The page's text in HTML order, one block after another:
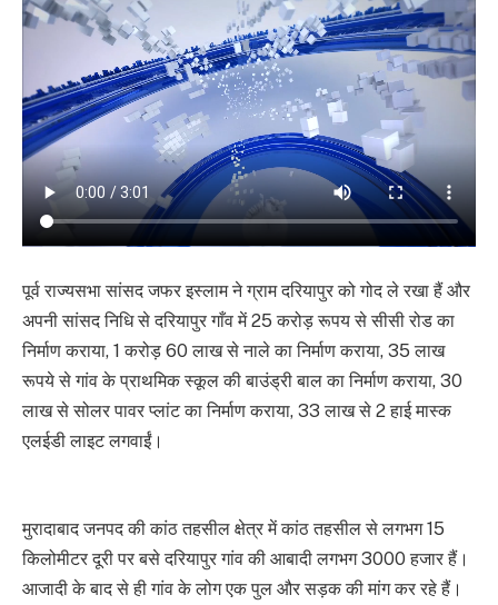
पूर्व राज्यसभा सांसद जफर इस्लाम ने ग्राम दरियापुर को गोद ले रखा हैं और
अपनी सांसद निधि से दरियापुर गाँव में 25 करोड़ रूपय से सीसी रोड का
निर्माण कराया, 1 करोड़ 60 लाख से नाले का निर्माण कराया, 35 लाख
रूपये से गांव के प्राथमिक स्कूल की बाउंड्री बाल का निर्माण कराया, 30
लाख से सोलर पावर प्लांट का निर्माण कराया, 33 लाख से 2 हाई मास्क
एलईडी लाइट लगवाईं।
मुरादाबाद जनपद की कांठ तहसील क्षेत्र में कांठ तहसील से लगभग 15
किलोमीटर दूरी पर बसे दरियापुर गांव की आबादी लगभग 3000 हजार हैं।
आजादी के बाद से ही गांव के लोग एक पुल और सड़क की मांग कर रहे हैं।